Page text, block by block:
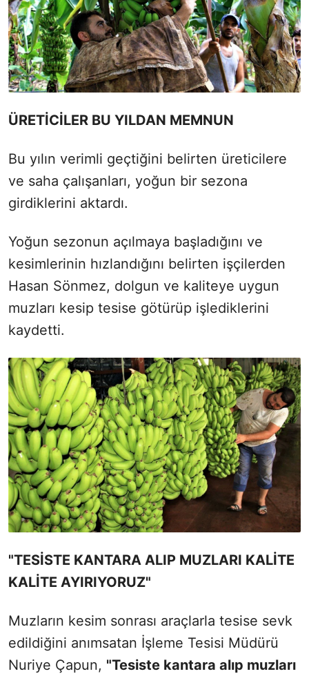
ÜRETİCİLER BU YILDAN MEMNUN
Bu yılın verimli geçtiğini belirten üreticilere
ve saha çalışanları, yoğun bir sezona
girdiklerini aktardı.
Yoğun sezonun açılmaya başladığını ve
kesimlerinin hızlandığını belirten işçilerden
Hasan Sönmez, dolgun ve kaliteye uygun
muzları kesip tesise götürüp işlediklerini
kaydetti.
"TESİSTE KANTARA ALIP MUZLARI KALİTE
KALİTE AYIRIYORUZ"
Muzların kesim sonrası araçlarla tesise sevk
edildiğini anımsatan İşleme Tesisi Müdürü
Nuriye Çapun, "Tesiste kantara alıp muzları